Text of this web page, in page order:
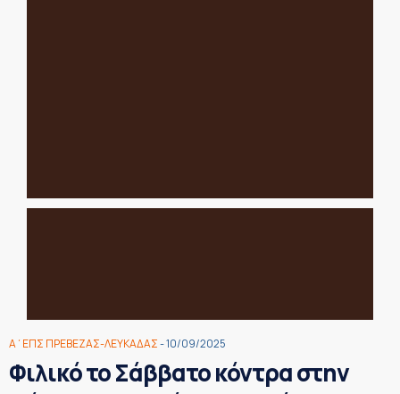
Α΄ΕΠΣ ΠΡΕΒΕΖΑΣ-ΛΕΥΚΑΔΑΣ- 10/09/2025
Φιλικό το Σάββατο κόντρα στην